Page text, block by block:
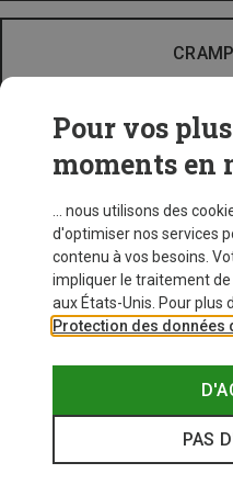
Pour vos
moments en
... nous utilisons des
d'optimiser nos services
contenu à vos besoins.
impliquer le traitement
aux États-Unis. Pour plus
Protection des données
PAS